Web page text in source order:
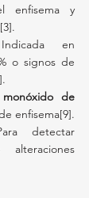
enfisema y
en
o signos de
de
enfisema[9].
detectar